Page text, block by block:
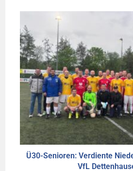
Ü30-Senioren: Verdiente
VfL